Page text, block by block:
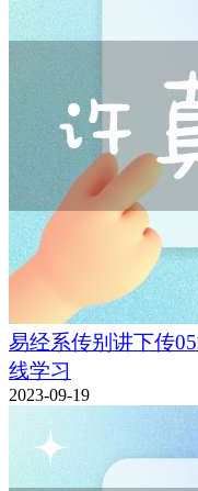
易经系传别讲下传
线学习
2023-09-19